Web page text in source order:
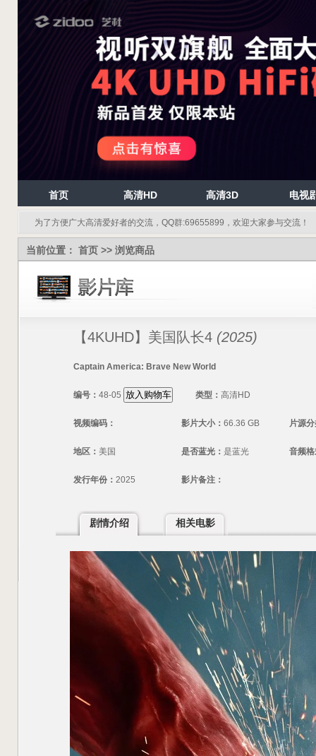
首页 高清HD 高清3D 电视
为了方便广大高清爱好者的交流，QQ群:69655899，欢迎大家参与交流！
当前位置： 首页 >> 浏览商品
【4KUHD】美国队长4 (2025)
Captain America: Brave New World
编号： 48-05 类型： 高清HD
视频编码： 影片大小： 66.36 GB 片源
地区： 美国 是否蓝光： 是蓝光 音频
发行年份： 2025 影片备注：
剧情介绍 相关电影